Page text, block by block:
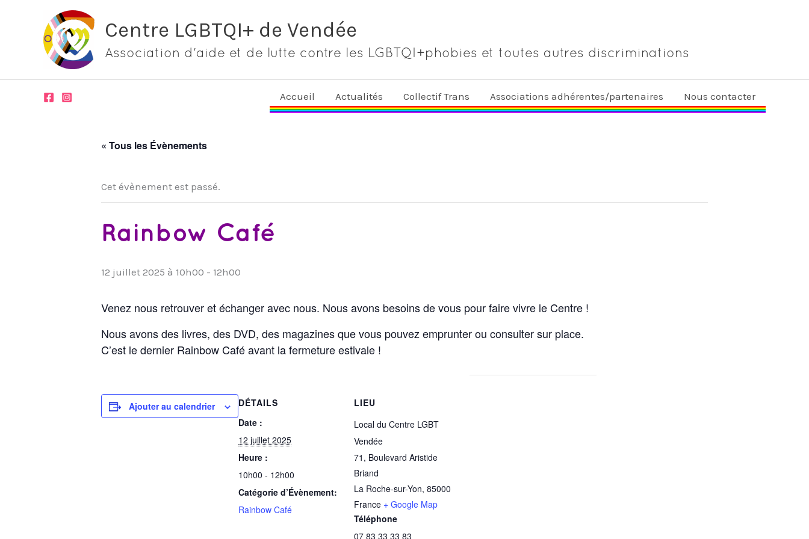
Centre LGBTQI+ de Vendée
Association d'aide et de lutte contre les LGBTQI+phobies et toutes autres discriminations
Accueil Actualités Collectif Trans Associations adhérentes/partenaires Nous contacter
« Tous les Évènements
Cet évènement est passé.
Rainbow Café
12 juillet 2025 à 10h00 - 12h00
Venez nous retrouver et échanger avec nous. Nous avons besoins de vous pour faire vivre le Centre !
Nous avons des livres, des DVD, des magazines que vous pouvez emprunter ou consulter sur place.
C’est le dernier Rainbow Café avant la fermeture estivale !
Ajouter au calendrier
DÉTAILS
Date :
12 juillet 2025
Heure :
10h00 - 12h00
Catégorie d’Évènement:
Rainbow Café
LIEU
Local du Centre LGBT
Vendée
71, Boulevard Aristide
Briand
La Roche-sur-Yon, 85000
France + Google Map
Téléphone
07 83 33 33 83